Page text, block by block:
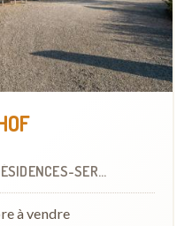
SERVICES
à vendre